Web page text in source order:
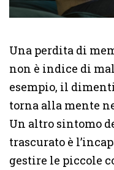
Una perdita di
non è indice di
esempio, il
torna alla mente
Un altro sintomo
trascurato è
gestire le piccole